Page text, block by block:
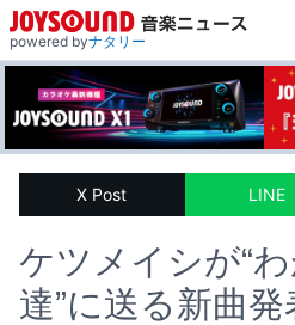
powered byナタリー
X Post LINE
ケツメイシが“
達”に送る新曲